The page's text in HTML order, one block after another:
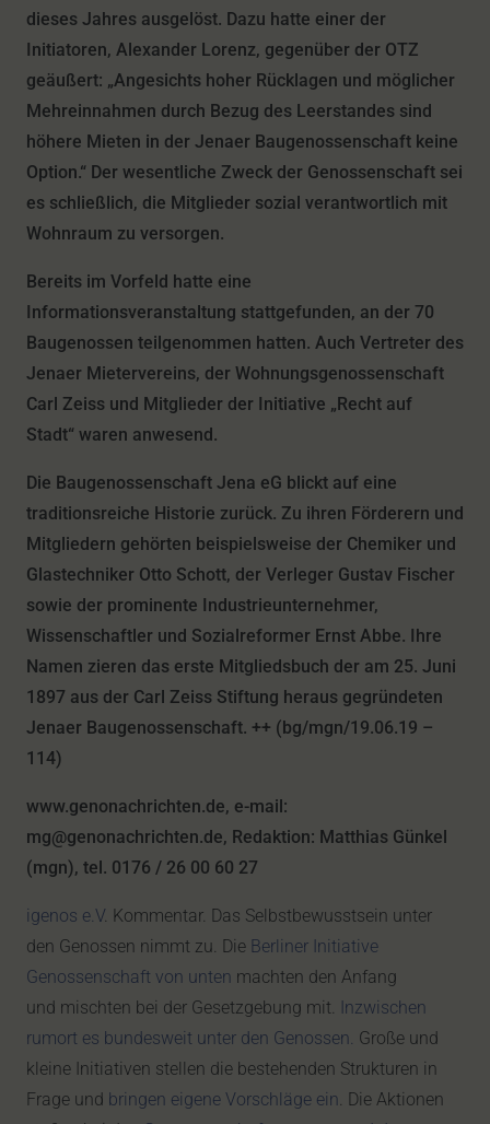
dieses Jahres ausgelöst. Dazu hatte einer der
Initiatoren, Alexander Lorenz, gegenüber der OTZ
geäußert: „Angesichts hoher Rücklagen und möglicher
Mehreinnahmen durch Bezug des Leerstandes sind
höhere Mieten in der Jenaer Baugenossenschaft keine
Option.“ Der wesentliche Zweck der Genossenschaft sei
es schließlich, die Mitglieder sozial verantwortlich mit
Wohnraum zu versorgen.
Bereits im Vorfeld hatte eine
Informationsveranstaltung stattgefunden, an der 70
Baugenossen teilgenommen hatten. Auch Vertreter des
Jenaer Mietervereins, der Wohnungsgenossenschaft
Carl Zeiss und Mitglieder der Initiative „Recht auf
Stadt“ waren anwesend.
Die Baugenossenschaft Jena eG blickt auf eine
traditionsreiche Historie zurück. Zu ihren Förderern und
Mitgliedern gehörten beispielsweise der Chemiker und
Glastechniker Otto Schott, der Verleger Gustav Fischer
sowie der prominente Industrieunternehmer,
Wissenschaftler und Sozialreformer Ernst Abbe. Ihre
Namen zieren das erste Mitgliedsbuch der am 25. Juni
1897 aus der Carl Zeiss Stiftung heraus gegründeten
Jenaer Baugenossenschaft. ++ (bg/mgn/19.06.19 –
114)
www.genonachrichten.de, e-mail:
mg@genonachrichten.de, Redaktion: Matthias Günkel
(mgn), tel. 0176 / 26 00 60 27
igenos e.V. Kommentar. Das Selbstbewusstsein unter
den Genossen nimmt zu. Die Berliner Initiative
Genossenschaft von unten machten den Anfang
und mischten bei der Gesetzgebung mit. Inzwischen
rumort es bundesweit unter den Genossen. Große und
kleine Initiativen stellen die bestehenden Strukturen in
Frage und bringen eigene Vorschläge ein. Die Aktionen